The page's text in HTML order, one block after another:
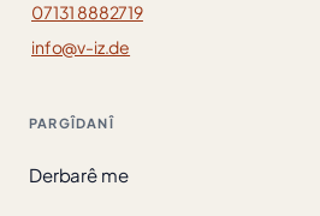
07131 8882719
info@v-iz.de
PARGÎDANÎ
Derbarê me